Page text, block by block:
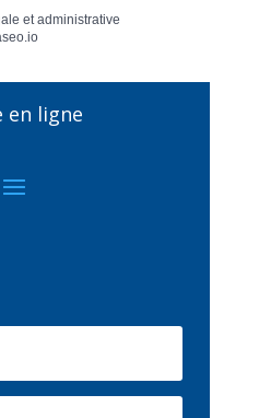
et administrative
en ligne